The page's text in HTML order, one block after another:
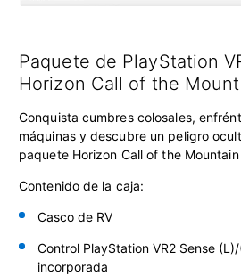
Paquete de PlayStation
Horizon Call of the
Conquista cumbres colosales,
máquinas y descubre un peligro
paquete Horizon Call of the
Contenido de la caja:
Casco de RV
Control PlayStation VR2 Sense
incorporada